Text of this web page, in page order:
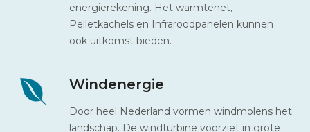
energierekening. Het warmtenet,
Pelletkachels en Infraroodpanelen kunnen
ook uitkomst bieden.
Windenergie
Door heel Nederland vormen windmolens het
landschap. De windturbine voorziet in grote